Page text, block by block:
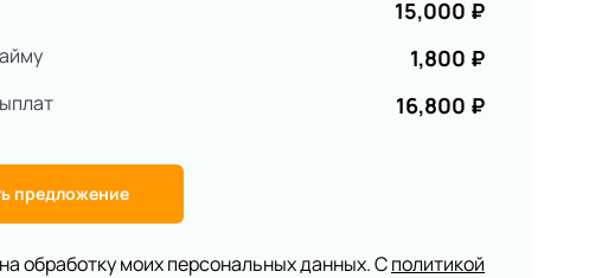
15,000 ₽
1,800 ₽
16,800 ₽
предложение
обработку моих персональных данных. Сполитикой